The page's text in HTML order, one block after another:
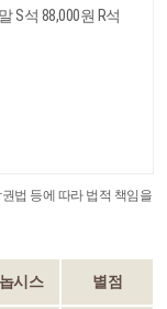
S석 88,000원 R석
법 등에 따라 법적 책임을
시스 별점